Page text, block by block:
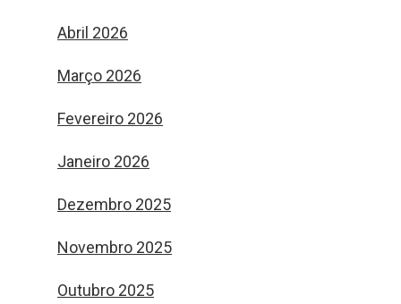
Abril 2026
Março 2026
Fevereiro 2026
Janeiro 2026
Dezembro 2025
Novembro 2025
Outubro 2025